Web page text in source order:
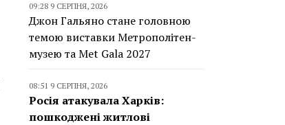
09:28 9 СЕРПНЯ, 2026
Джон Гальяно стане головною
темою виставки Метрополітен-
музею та Met Gala 2027
08:51 9 СЕРПНЯ, 2026
Росія атакувала Харків:
пошкоджені житлові